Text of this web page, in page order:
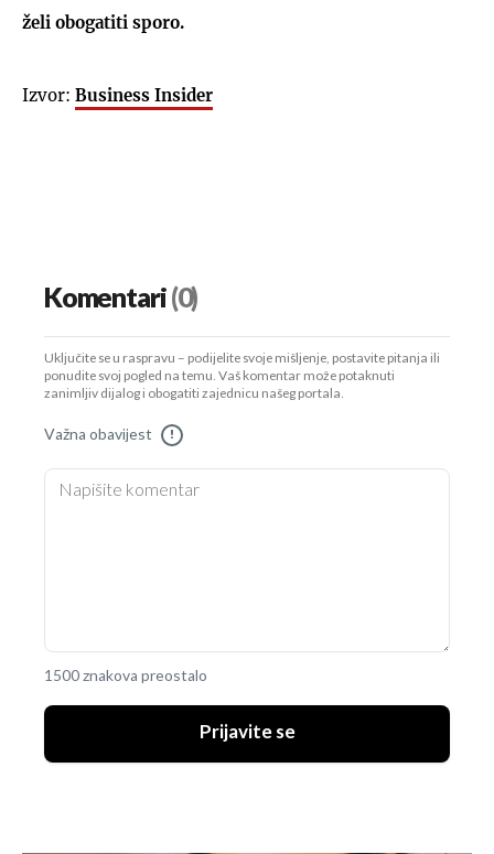
želi obogatiti sporo.
Izvor: Business Insider
Komentari(0)
Uključite se u raspravu – podijelite svoje mišljenje, postavite pitanja ili
ponudite svoj pogled na temu. Vaš komentar može potaknuti
zanimljiv dijalog i obogatiti zajednicu našeg portala.
Važna obavijest !
1500 znakova preostalo
Prijavite se